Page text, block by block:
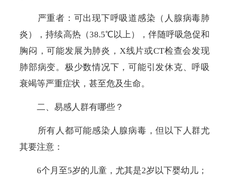
严重者： 可出现下呼吸道感染（人腺病毒肺
炎），持续高热（38.5℃ 以上），伴随呼吸急促和
胸闷，可能发展为肺炎， X线片或CT检查会发现
肺部病变。极少数情况下，可能引发休克、呼吸
衰竭等严重症状，甚至危及生命。
二、易感人群有哪些？
所有人都可能感染人腺病毒，但以下人群尤
其要注意：
6个月至5岁的儿童，尤其是2岁以下婴幼儿；